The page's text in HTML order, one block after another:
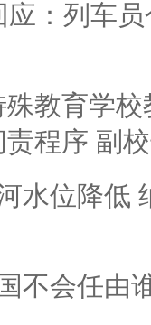
应：列车
殊教育学
程序 副
水位降低
不会任由